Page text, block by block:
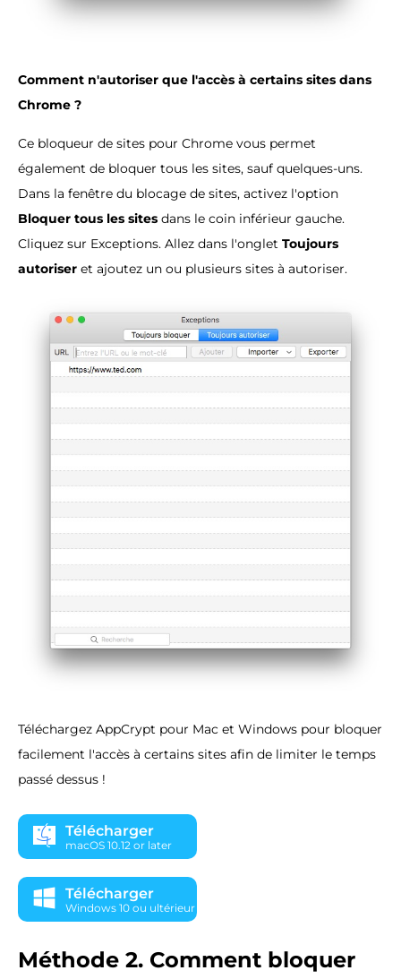
Comment n'autoriser que l'accès à certains sites dans
Chrome ?
Ce bloqueur de sites pour Chrome vous permet
également de bloquer tous les sites, sauf quelques-uns.
Dans la fenêtre du blocage de sites, activez l'option
Bloquer tous les sites dans le coin inférieur gauche.
Cliquez sur Exceptions. Allez dans l'onglet Toujours
autoriser et ajoutez un ou plusieurs sites à autoriser.
Téléchargez AppCrypt pour Mac et Windows pour bloquer
facilement l'accès à certains sites afin de limiter le temps
passé dessus !
Télécharger
macOS 10.12 or later
Télécharger
Windows 10 ou ultérieur
Méthode 2. Comment bloquer